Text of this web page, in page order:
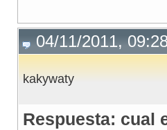
04/11/2011,
kakywaty
Respuesta: cual